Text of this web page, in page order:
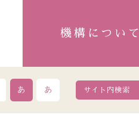
機構について
あ あ